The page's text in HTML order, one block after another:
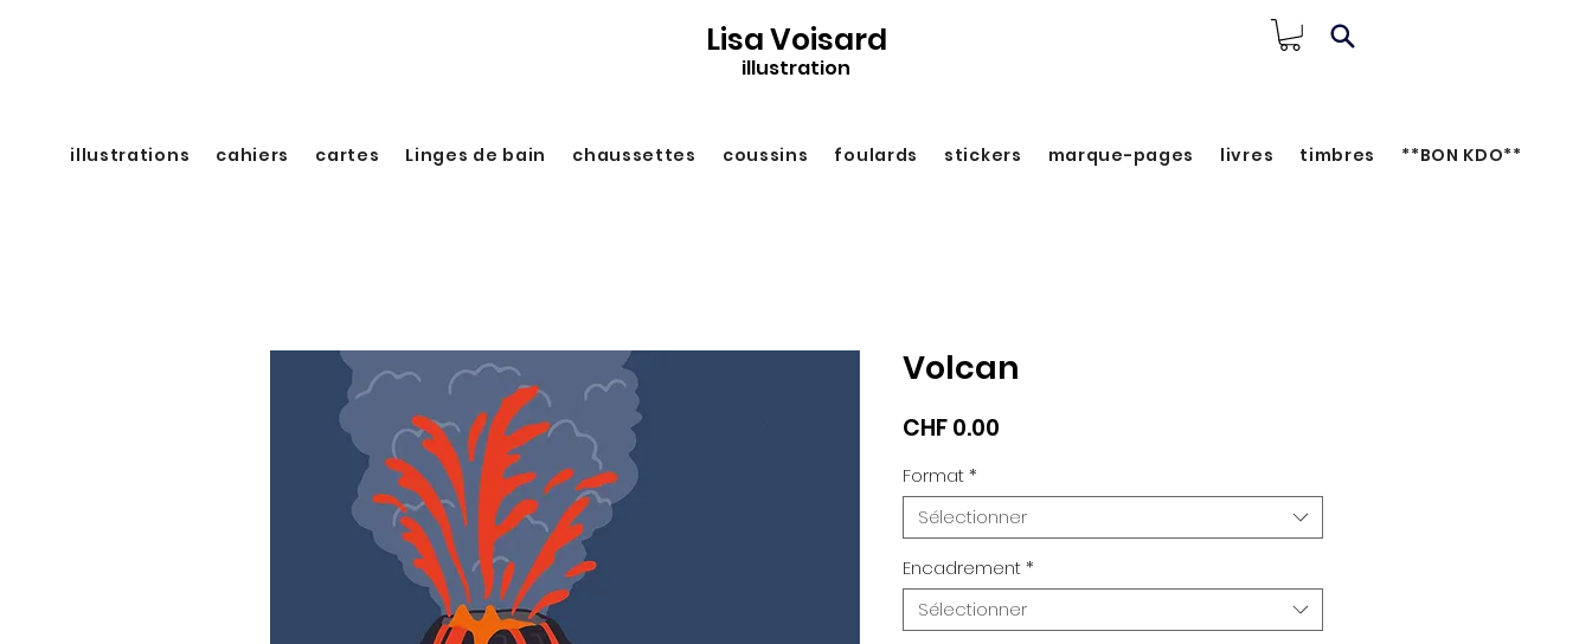
Lisa Voisard
illustration
illustrations cahiers cartes Linges de bain chaussettes coussins foulards stickers marque-pages livres timbres **BON KDO**
Volcan
CHF 0.00
Format*
Sélectionner
Encadrement*
Sélectionner